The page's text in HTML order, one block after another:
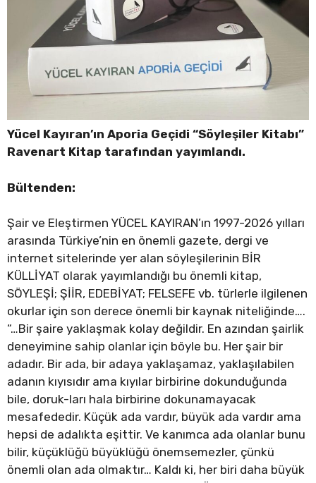
Yücel Kayıran’ın Aporia Geçidi “Söyleşiler Kitabı”
Ravenart Kitap tarafından yayımlandı.
Bültenden:
Şair ve Eleştirmen YÜCEL KAYIRAN’ın 1997-2026 yılları
arasında Türkiye’nin en önemli gazete, dergi ve
internet sitelerinde yer alan söyleşilerinin BİR
KÜLLİYAT olarak yayımlandığı bu önemli kitap,
SÖYLEŞİ; ŞİİR, EDEBİYAT; FELSEFE vb. türlerle ilgilenen
okurlar için son derece önemli bir kaynak niteliğinde….
“…Bir şaire yaklaşmak kolay değildir. En azından şairlik
deneyimine sahip olanlar için böyle bu. Her şair bir
adadır. Bir ada, bir adaya yaklaşamaz, yaklaşılabilen
adanın kıyısıdır ama kıyılar birbirine dokunduğunda
bile, doruk-ları hala birbirine dokunamayacak
mesafededir. Küçük ada vardır, büyük ada vardır ama
hepsi de adalıkta eşittir. Ve kanımca ada olanlar bunu
bilir, küçüklüğü büyüklüğü önemsemezler, çünkü
önemli olan ada olmaktır… Kaldı ki, her biri daha büyük